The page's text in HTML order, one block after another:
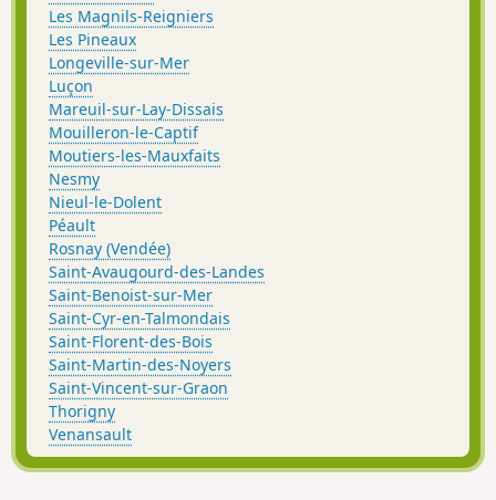
Les Magnils-Reigniers
Les Pineaux
Longeville-sur-Mer
Luçon
Mareuil-sur-Lay-Dissais
Mouilleron-le-Captif
Moutiers-les-Mauxfaits
Nesmy
Nieul-le-Dolent
Péault
Rosnay (Vendée)
Saint-Avaugourd-des-Landes
Saint-Benoist-sur-Mer
Saint-Cyr-en-Talmondais
Saint-Florent-des-Bois
Saint-Martin-des-Noyers
Saint-Vincent-sur-Graon
Thorigny
Venansault